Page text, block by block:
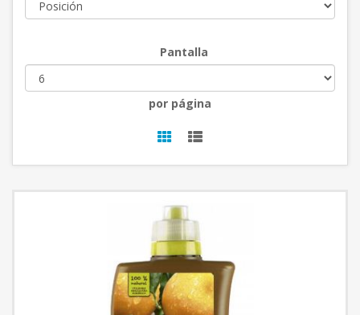
Pantalla
por página